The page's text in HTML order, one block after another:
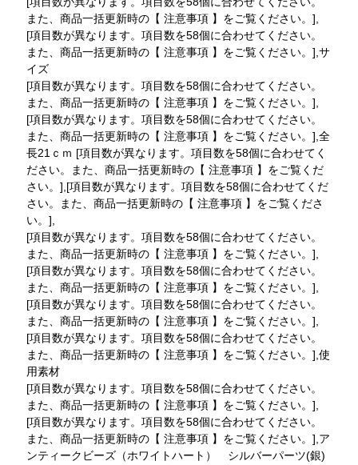
また、商品一括更新時の【 注意事項 】をご覧ください。],
[項目数が異なります。項目数を58個に合わせてください。
また、商品一括更新時の【 注意事項 】をご覧ください。],サ
イズ
[項目数が異なります。項目数を58個に合わせてください。
また、商品一括更新時の【 注意事項 】をご覧ください。],
[項目数が異なります。項目数を58個に合わせてください。
また、商品一括更新時の【 注意事項 】をご覧ください。],全
長21ｃｍ [項目数が異なります。項目数を58個に合わせてく
ださい。また、商品一括更新時の【 注意事項 】をご覧くだ
さい。],[項目数が異なります。項目数を58個に合わせてくだ
さい。また、商品一括更新時の【 注意事項 】をご覧くださ
い。],
[項目数が異なります。項目数を58個に合わせてください。
また、商品一括更新時の【 注意事項 】をご覧ください。],
[項目数が異なります。項目数を58個に合わせてください。
また、商品一括更新時の【 注意事項 】をご覧ください。],
[項目数が異なります。項目数を58個に合わせてください。
また、商品一括更新時の【 注意事項 】をご覧ください。],
[項目数が異なります。項目数を58個に合わせてください。
また、商品一括更新時の【 注意事項 】をご覧ください。],使
用素材
[項目数が異なります。項目数を58個に合わせてください。
また、商品一括更新時の【 注意事項 】をご覧ください。],
[項目数が異なります。項目数を58個に合わせてください。
また、商品一括更新時の【 注意事項 】をご覧ください。],ア
ンティークビーズ（ホワイトハート） シルバーパーツ(銀)